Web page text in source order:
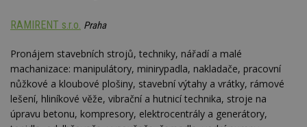
RAMIRENT s.r.o. Praha
Pronájem stavebních strojů, techniky, nářadí a malé
machanizace: manipulátory, minirypadla, nakladače, pracovní
nůžkové a kloubové plošiny, stavební výtahy a vrátky, rámové
lešení, hliníkové věže, vibrační a hutnicí technika, stroje na
úpravu betonu, kompresory, elektrocentrály a generátory,
nezbytně nutných souborů cookie správně
Provider/
Doména
Vyprší
_hjIncludedInPageviewSample
Hotjar Ltd
www.estav.cz
2
minuty